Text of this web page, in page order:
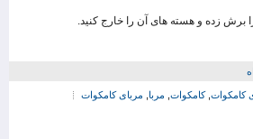
برش زده و هسته ‌های آن را خارج کنید.
کامکوات ,کامکوات مربا مربای کامکوات